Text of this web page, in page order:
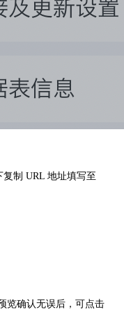
制 URL 地址填写至
览确认无误后，可点击